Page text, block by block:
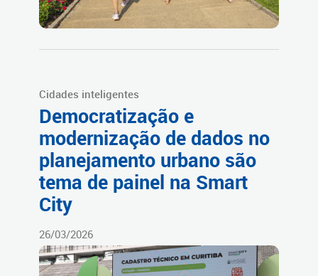
Cidades inteligentes
Democratização e
modernização de dados no
planejamento urbano são
tema de painel na Smart
City
26/03/2026